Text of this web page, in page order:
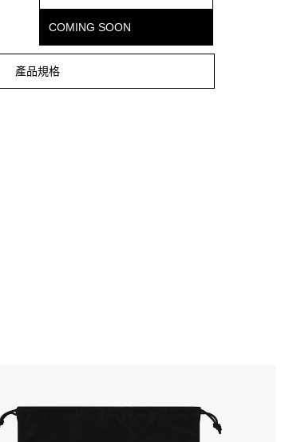
COMING SOON
產品規格